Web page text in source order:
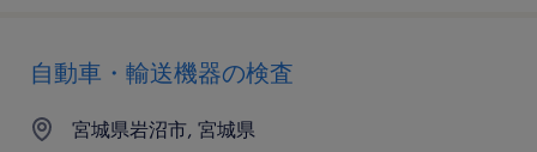
自動車・輸送機器の検査
宮城県岩沼市, 宮城県